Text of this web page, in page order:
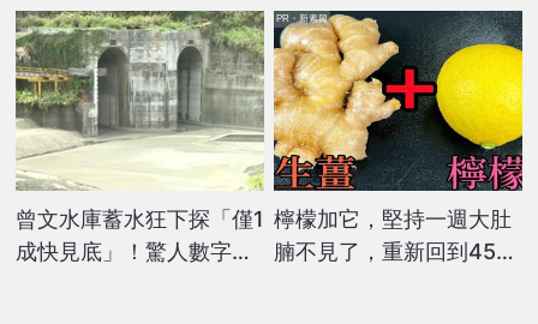
曾文水庫蓄水狂下探「僅1
成快見底」！驚人數字曝
檸檬加它，堅持一週大肚
腩不見了，重新回到45公
PR・新素簡